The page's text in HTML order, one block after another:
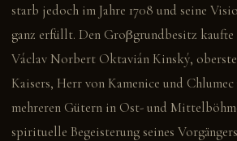
starb jedoch im Jahre 1708 und seine
ganz erfüllt. Den Groβgrundbesitz kaufte
Václav Norbert Oktavián Kinský,
Kaisers, Herr von Kamenice und
mehreren Gütern in Ost- und
spirituelle Begeisterung seines